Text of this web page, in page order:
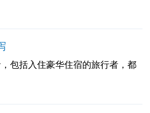
咬传播，对于居住在疟疾风险地
预防至关重要，因为疟疾可能造
。在咨询期间，我们的 TravelVax
的行程，提供有关蚊虫叮咬预防
并在必要时开抗疟药物。
包括入住豪华住宿的旅行者，都
险，因为旅行者的腹泻会影响多
者。建议对食物和饮料采取预防
行者携带用于腹泻、恶心和呕吐